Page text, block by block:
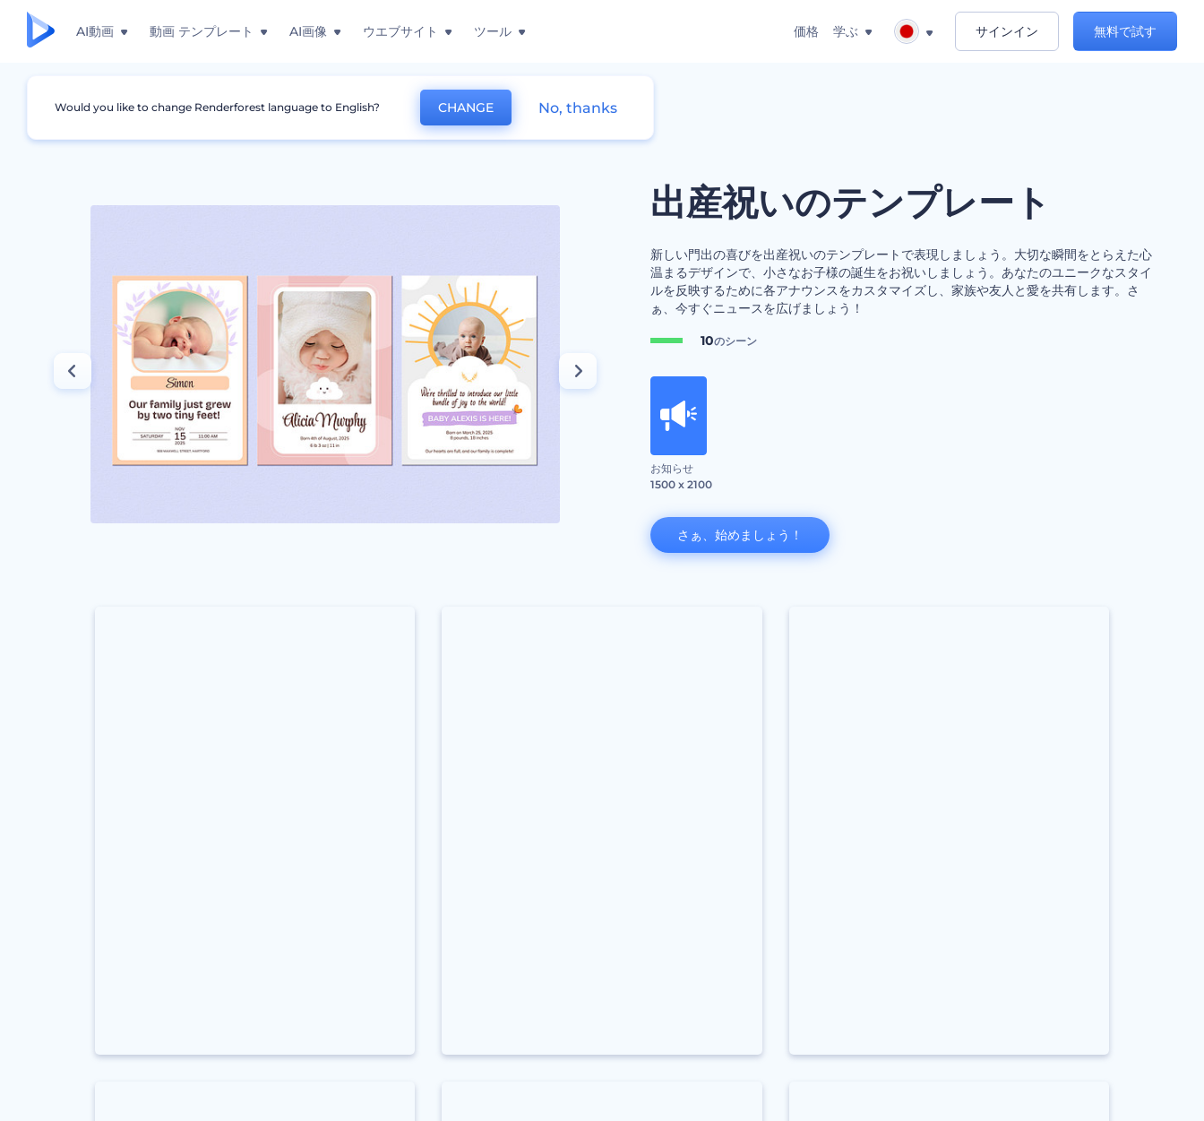
AI動画 動画 テンプレート AI画像 ウエブサイト ツール 価格 学ぶ サインイン 無料で試す
グラフィック お知らせ 出産祝いのテンプレート
出産祝いのテンプレート
新しい門出の喜びを出産祝いのテンプレートで表現しましょう。大切な瞬間をとらえた心
温まるデザインで、小さなお子様の誕生をお祝いしましょう。あなたのユニークなスタイ
ルを反映するために各アナウンスをカスタマイズし、家族や友人と愛を共有します。さ
ぁ、今すぐニュースを広げましょう！
10のシーン
お知らせ
1500 x 2100
さぁ、始めましょう！
Would you like to change Renderforest language to English? CHANGE No, thanks